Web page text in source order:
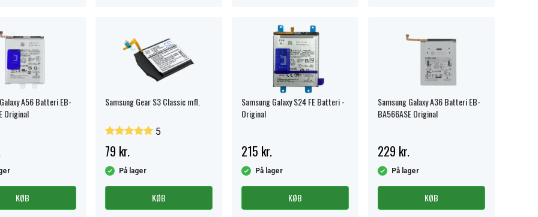
A56 Batteri EB-
Original
KØB
Samsung Gear S3 Classic mfl.
5
79 kr.
På lager
KØB
Samsung Galaxy S24 FE Batteri -
Original
215 kr.
På lager
KØB
Samsung Galaxy A36 Batteri EB-
BA566ASE Original
229 kr.
På lager
KØB